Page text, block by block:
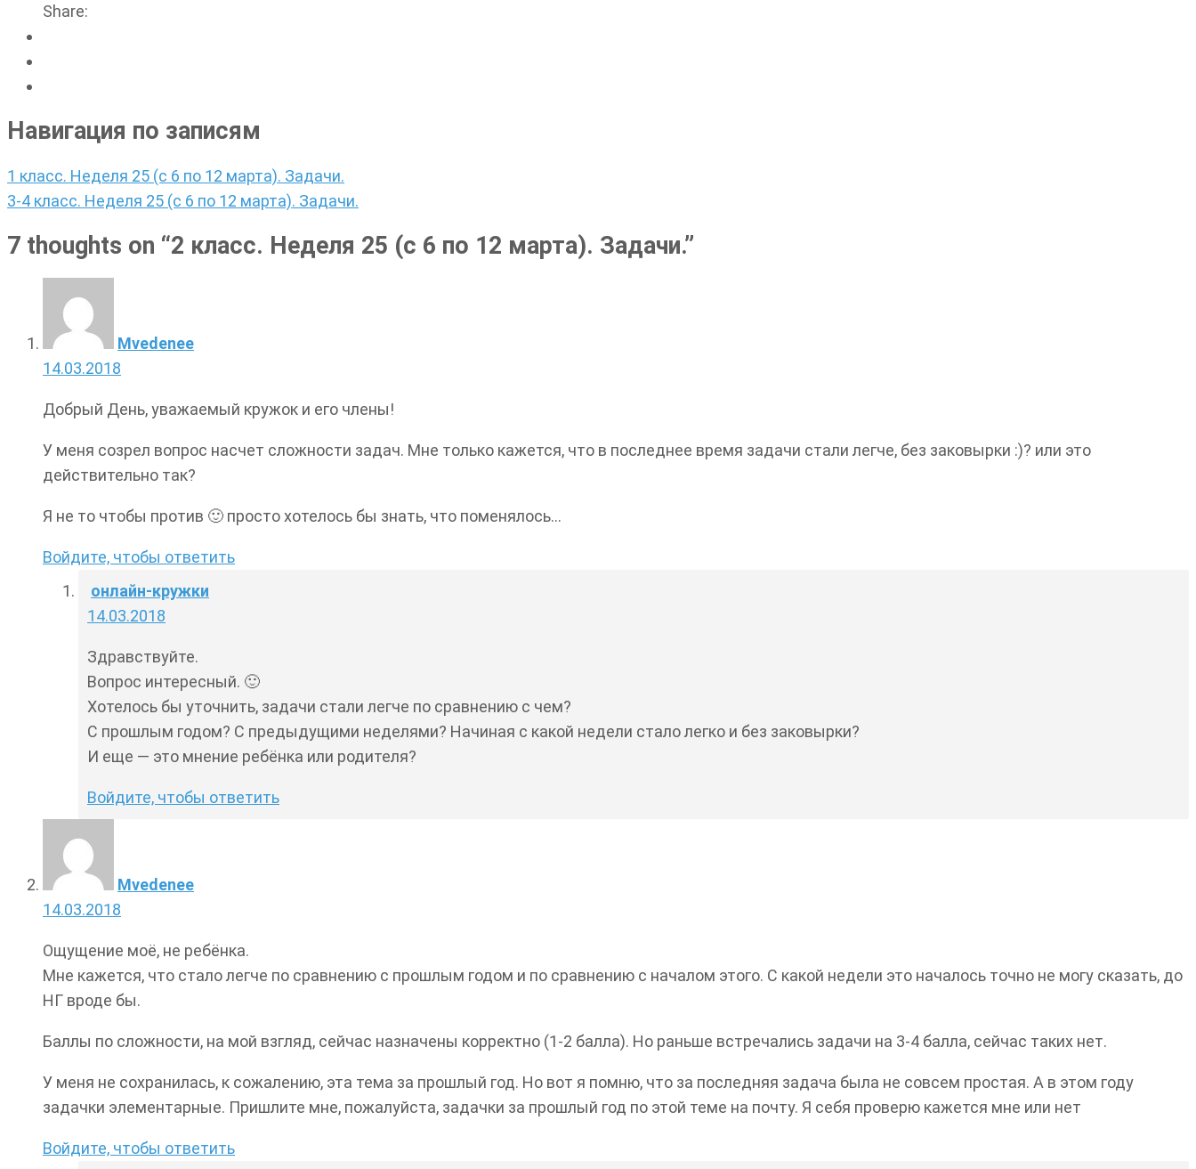
Share:
Навигация по записям
1 класс. Неделя 25 (с 6 по 12 марта). Задачи.
3-4 класс. Неделя 25 (с 6 по 12 марта). Задачи.
7 thoughts on “2 класс. Неделя 25 (с 6 по 12 марта). Задачи.”
Mvedenee
14.03.2018
Добрый День, уважаемый кружок и его члены!
У меня созрел вопрос насчет сложности задач. Мне только кажется, что в последнее время задачи стали легче, без заковырки :)? или это
действительно так?
Я не то чтобы против 🙂 просто хотелось бы знать, что поменялось…
Войдите, чтобы ответить
онлайн-кружки
14.03.2018
Здравствуйте.
Вопрос интересный. 🙂
Хотелось бы уточнить, задачи стали легче по сравнению с чем?
С прошлым годом? С предыдущими неделями? Начиная с какой недели стало легко и без заковырки?
И еще — это мнение ребёнка или родителя?
Войдите, чтобы ответить
Mvedenee
14.03.2018
Ощущение моё, не ребёнка.
Мне кажется, что стало легче по сравнению с прошлым годом и по сравнению с началом этого. С какой недели это началось точно не могу сказать, до
НГ вроде бы.
Баллы по сложности, на мой взгляд, сейчас назначены корректно (1-2 балла). Но раньше встречались задачи на 3-4 балла, сейчас таких нет.
У меня не сохранилась, к сожалению, эта тема за прошлый год. Но вот я помню, что за последняя задача была не совсем простая. А в этом году
задачки элементарные. Пришлите мне, пожалуйста, задачки за прошлый год по этой теме на почту. Я себя проверю кажется мне или нет
Войдите, чтобы ответить